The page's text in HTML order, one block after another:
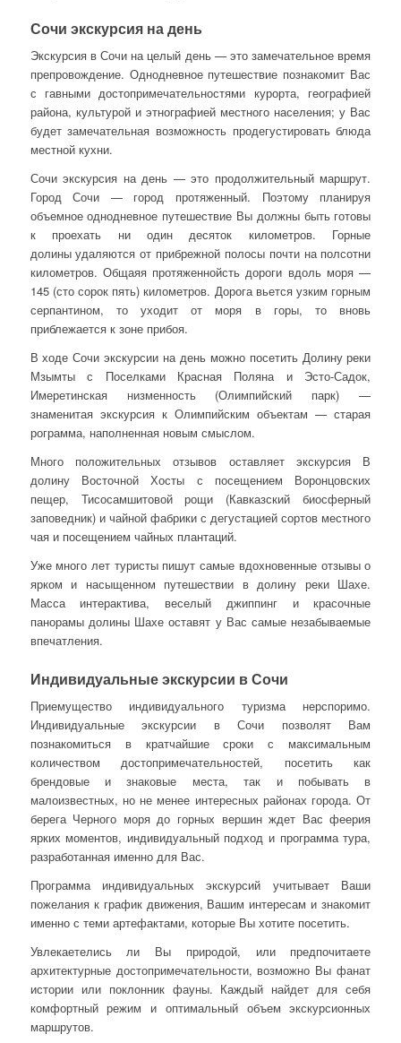
Сочи экскурсия на день
Экскурсия в Сочи на целый день — это замечательное время
препровождение. Однодневное путешествие познакомит Вас
с гавными достопримечательностями курорта, географией
района, культурой и этнографией местного населения; у Вас
будет замечательная возможность продегустировать блюда
местной кухни.
Сочи экскурсия на день — это продолжительный маршрут.
Город Сочи — город протяженный. Поэтому планируя
объемное однодневное путешествие Вы должны быть готовы
к проехать ни один десяток километров. Горные
долины удаляются от прибрежной полосы почти на полсотни
километров. Общаяя протяженнойсть дороги вдоль моря —
145 (сто сорок пять) километров. Дорога вьется узким горным
серпантином, то уходит от моря в горы, то вновь
приблежается к зоне прибоя.
В ходе Сочи экскурсии на день можно посетить Долину реки
Мзымты с Поселками Красная Поляна и Эсто-Садок,
Имеретинская низменность (Олимпийский парк) —
знаменитая экскурсия к Олимпийским объектам — старая
рограмма, наполненная новым смыслом.
Много положительных отзывов оставляет экскурсия В
долину Восточной Хосты с посещением Воронцовских
пещер, Тисосамшитовой рощи (Кавказский биосферный
заповедник) и чайной фабрики с дегустацией сортов местного
чая и посещением чайных плантаций.
Уже много лет туристы пишут самые вдохновенные отзывы о
ярком и насыщенном путешествии в долину реки Шахе.
Масса интерактива, веселый джиппинг и красочные
панорамы долины Шахе оставят у Вас самые незабываемые
впечатления.
Индивидуальные экскурсии в Сочи
Приемущество индивидуального туризма нерспоримо.
Индивидуальные экскурсии в Сочи позволят Вам
познакомиться в кратчайшие сроки с максимальным
количеством достопримечательностей, посетить как
брендовые и знаковые места, так и побывать в
малоизвестных, но не менее интересных районах города. От
берега Черного моря до горных вершин ждет Вас феерия
ярких моментов, индивидуальный подход и программа тура,
разработанная именно для Вас.
Программа индивидуальных экскурсий учитывает Ваши
пожелания к график движения, Вашим интересам и знакомит
именно с теми артефактами, которые Вы хотите посетить.
Увлекаетелись ли Вы природой, или предпочитаете
архитектурные достопримечательности, возможно Вы фанат
истории или поклонник фауны. Каждый найдет для себя
комфортный режим и оптимальный объем экскурсионных
маршрутов.